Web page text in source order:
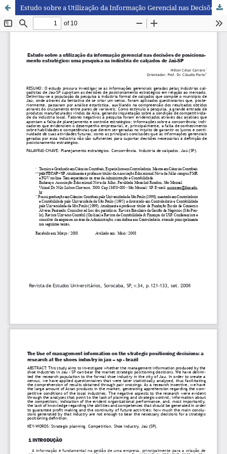
Estudo sobre a Utilização da Informação Gerencial nas Decisões de Posicionamento Estratégico: Uma Pesquisa na Indústria de Calçados de Jaú - SP